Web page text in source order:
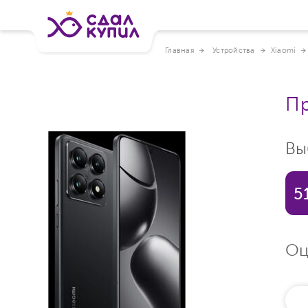
Главная Устройства Xiaomi